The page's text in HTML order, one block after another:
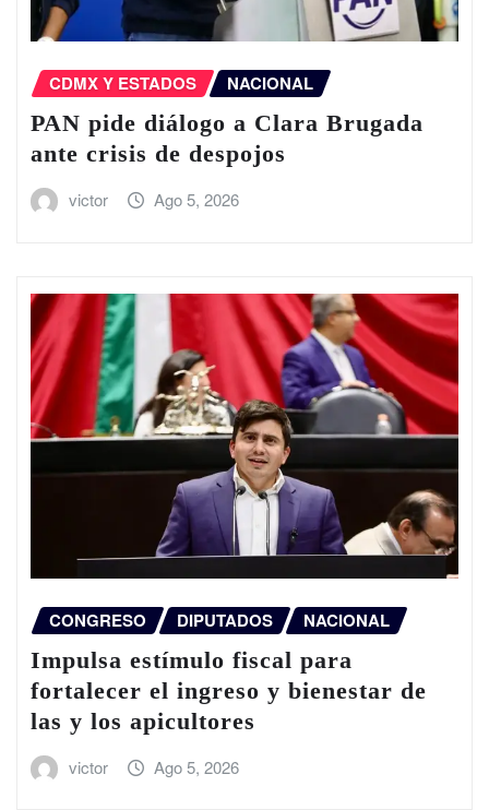
CDMX Y ESTADOS NACIONAL
PAN pide diálogo a Clara Brugada
ante crisis de despojos
victor Ago 5, 2026
CONGRESO DIPUTADOS NACIONAL
Impulsa estímulo fiscal para
fortalecer el ingreso y bienestar de
las y los apicultores
victor Ago 5, 2026